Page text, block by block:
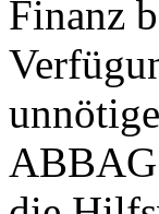
Finanz
ABBAG